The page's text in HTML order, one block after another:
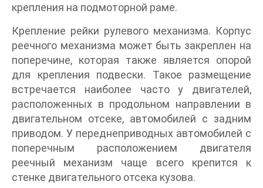
крепления на подмоторной раме.
Крепление рейки рулевого механизма. Корпус
реечного механизма может быть закреплен на
поперечине, которая также является опорой
для крепления подвески. Такое размещение
встречается наиболее часто у двигателей,
расположенных в продольном направлении в
двигательном отсеке, автомобилей с задним
приводом. У переднеприводных автомобилей с
поперечным расположением двигателя
реечный механизм чаще всего крепится к
стенке двигательного отсека кузова.